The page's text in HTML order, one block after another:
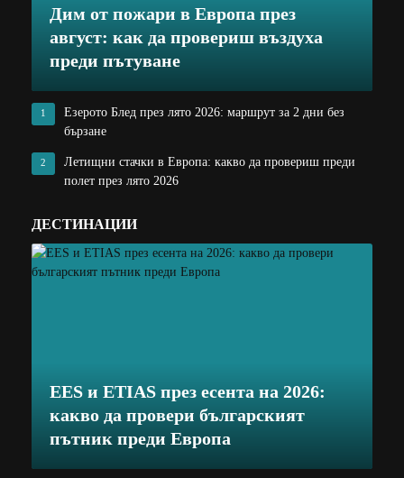
Дим от пожари в Европа през
август: как да провериш въздуха
преди пътуване
1
Езерото Блед през лято 2026: маршрут за 2 дни без
бързане
2
Летищни стачки в Европа: какво да провериш преди
полет през лято 2026
ДЕСТИНАЦИИ
EES и ETIAS през есента на 2026:
какво да провери българският
пътник преди Европа